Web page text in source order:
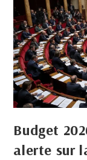
Budget
alerte sur